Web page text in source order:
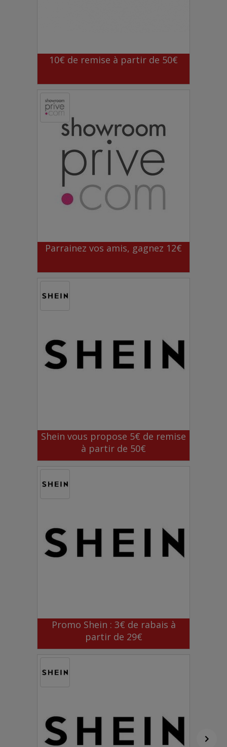
10€ de remise à partir de 50€
Parrainez vos amis, gagnez 12€
Shein vous propose 5€ de remise
à partir de 50€
Promo Shein : 3€ de rabais à
partir de 29€